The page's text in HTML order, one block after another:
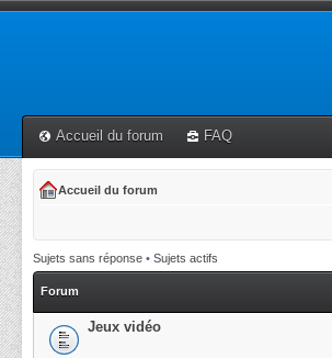
Accueil du forum FAQ
Accueil du forum
Sujets sans réponse • Sujets actifs
Forum
Jeux vidéo